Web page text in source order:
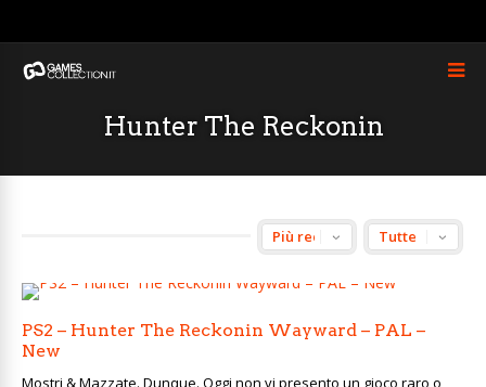
Hunter The Reckonin
PS2 – Hunter The Reckonin Wayward – PAL –
New
Mostri & Mazzate. Dunque. Oggi non vi presento un gioco raro o